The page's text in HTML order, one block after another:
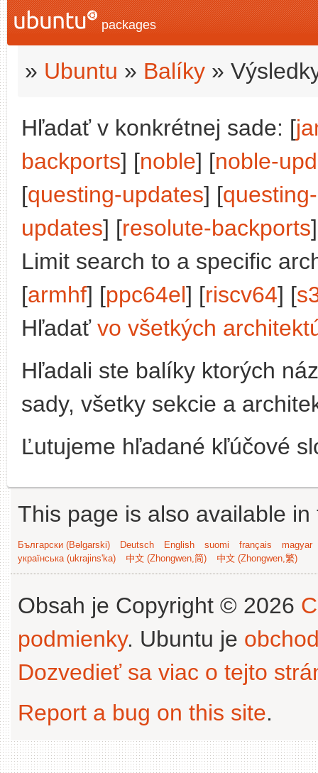
packages
» Ubuntu » Balíky »
Hľadať v konkrétnej sade: [
backports] [noble] [noble-
[questing-updates] [
updates] [resolute-backports
Limit search to a specific
[armhf] [ppc64el] [riscv64] [
Hľadať vo všetkých
Hľadali ste balíky ktorých
sady, všetky sekcie a
Ľutujeme hľadané kľúčové
This page is also available
Български (Bəlgarski) Deutsch English suomi français
magyar
українська (ukrajins'ka)
中文 (Zhongwen,简) 中文 (Zhongwen,繁)
Obsah je Copyright © 2026
podmienky. Ubuntu je
Dozvedieť sa viac o tejto
Report a bug on this site.